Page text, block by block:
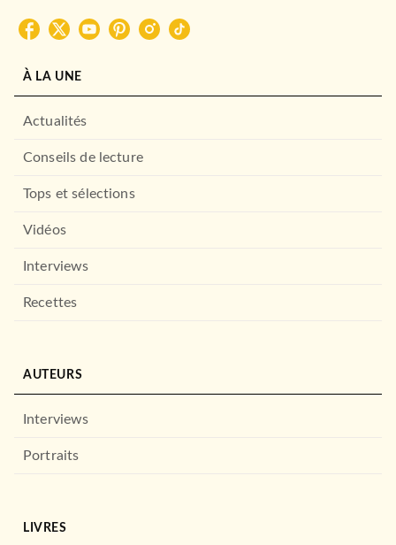
À LA UNE
Actualités
Conseils de lecture
Tops et sélections
Vidéos
Interviews
Recettes
AUTEURS
Interviews
Portraits
LIVRES